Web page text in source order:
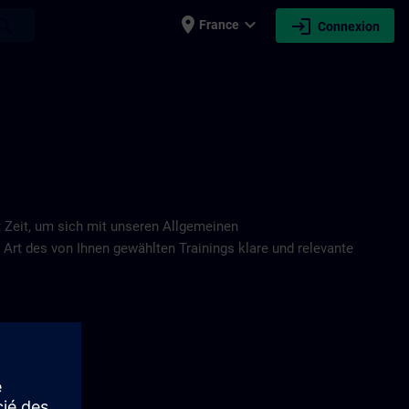
place France expand_more login Connexion
um sich mit unseren Allgemeinen
des von Ihnen gewählten Trainings klare und relevante